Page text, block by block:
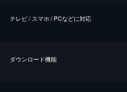
テレビ / スマホ / PCなどに対応
ダウンロード機能